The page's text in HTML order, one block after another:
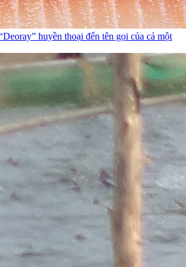
huyền thoại đến tên gọi của cả một